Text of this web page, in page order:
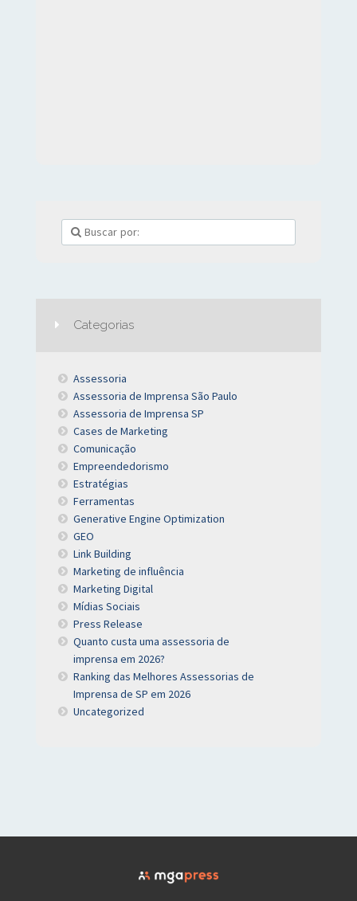
Categorias
Assessoria
Assessoria de Imprensa São Paulo
Assessoria de Imprensa SP
Cases de Marketing
Comunicação
Empreendedorismo
Estratégias
Ferramentas
Generative Engine Optimization
GEO
Link Building
Marketing de influência
Marketing Digital
Mídias Sociais
Press Release
Quanto custa uma assessoria de
imprensa em 2026?
Ranking das Melhores Assessorias de
Imprensa de SP em 2026
Uncategorized